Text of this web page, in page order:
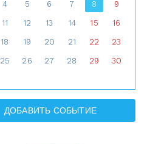
4 5 6 7 8 9
11 12 13 14 15 16
18 19 20 21 22 23
25 26 27 28 29 30
ДОБАВИТЬ СОБЫТИЕ